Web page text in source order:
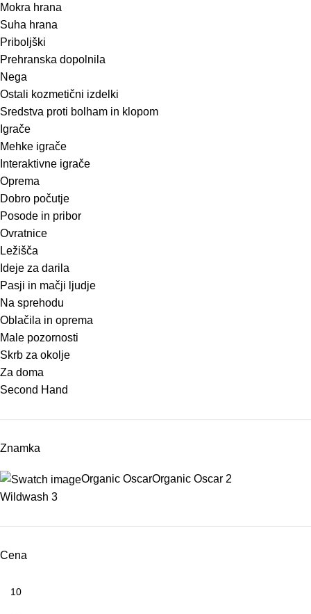
Mokra hrana
Suha hrana
Priboljški
Prehranska dopolnila
Nega
Ostali kozmetični izdelki
Sredstva proti bolham in klopom
Igrače
Mehke igrače
Interaktivne igrače
Oprema
Dobro počutje
Posode in pribor
Ovratnice
Ležišča
Ideje za darila
Pasji in mačji ljudje
Na sprehodu
Oblačila in oprema
Male pozornosti
Skrb za okolje
Za doma
Second Hand
Znamka
Organic OscarOrganic Oscar 2
Wildwash 3
Cena